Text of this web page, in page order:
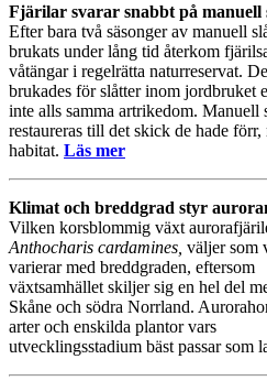
Fjärilar svarar snabbt på manuell
Efter bara två säsonger av manuell
brukats under lång tid återkom
våtängar i regelrätta naturreservat.
brukades för slåtter inom jordbruket
inte alls samma artrikedom. Manuell
restaureras till det skick de hade
habitat. Läs mer
Klimat och breddgrad styr
Vilken korsblommig växt
Anthocharis cardamines, väljer som
varierar med breddgraden, eftersom
växtsamhället skiljer sig en hel del
Skåne och södra Norrland.
arter och enskilda plantor vars
utvecklingsstadium bäst passar som